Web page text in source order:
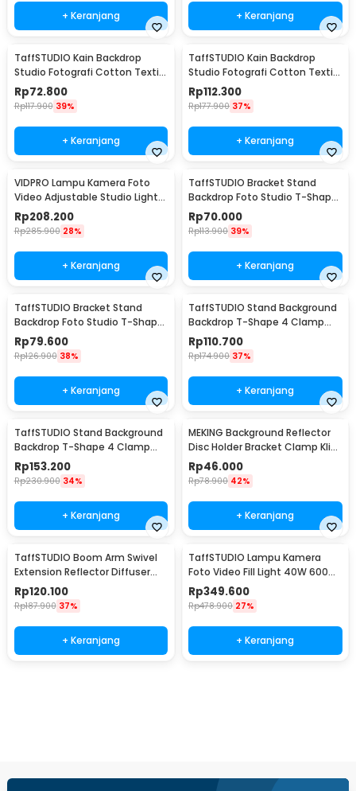
+ Keranjang + Keranjang
TaffSTUDIO Kain Backdrop
Studio Fotografi Cotton Textile
Muslin Cloth 190x280cm - B29
Rp72.800
Rp117.900 39%
+ Keranjang
TaffSTUDIO Kain Backdrop
Studio Fotografi Cotton Textile
Muslin Cloth 300x300cm - B29
Rp112.300
Rp177.900 37%
+ Keranjang
VIDPRO Lampu Kamera Foto
Video Adjustable Studio Light
Kit 416 LED 30W - LED-416
Rp208.200
Rp285.900 28%
+ Keranjang
TaffSTUDIO Bracket Stand
Backdrop Foto Studio T-Shape
with 2 Clip 60x70cm - M138
Rp70.000
Rp113.900 39%
+ Keranjang
TaffSTUDIO Bracket Stand
Backdrop Foto Studio T-Shape
with 2 Clip 70x200cm - M138
Rp79.600
Rp126.900 38%
+ Keranjang
TaffSTUDIO Stand Background
Backdrop T-Shape 4 Clamp
200x190cm - M139
Rp110.700
Rp174.900 37%
+ Keranjang
TaffSTUDIO Stand Background
Backdrop T-Shape 4 Clamp
200x260cm - M139
Rp153.200
Rp230.900 34%
+ Keranjang
MEKING Background Reflector
Disc Holder Bracket Clamp Klip
Backdrop - QM3400
Rp46.000
Rp78.900 42%
+ Keranjang
TaffSTUDIO Boom Arm Swivel
Extension Reflector Diffuser
Clamp - CD-60
Rp120.100
Rp187.900 37%
+ Keranjang
TaffSTUDIO Lampu Kamera
Foto Video Fill Light 40W 600
LED - U600+
Rp349.600
Rp478.900 27%
+ Keranjang